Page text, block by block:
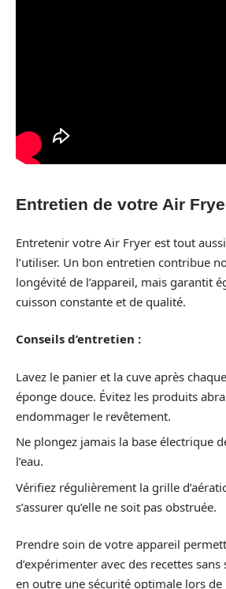
Entretien de votre Air
Entretenir votre Air Fryer est tout
l’utiliser. Un bon entretien contribue
longévité de l’appareil, mais garantit
cuisson constante et de qualité.
Conseils d’entretien :
Lavez le panier et la cuve après
éponge douce. Évitez les produits
endommager le revêtement.
Ne plongez jamais la base électrique
l’eau.
Vérifiez régulièrement la grille
s’assurer qu’elle ne soit pas obstruée.
Prendre soin de votre appareil
d’expérimenter avec des recettes
en outre une sécurité optimale lors de